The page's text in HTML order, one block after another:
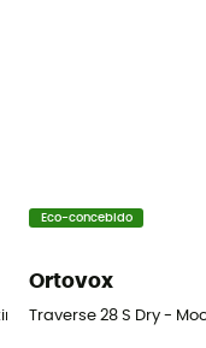
homem
Eco-concebido
Ortovox
Traverse 28 S Dry -